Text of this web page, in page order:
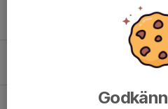
Info Vintersportspelen
3
Inställda träningar
INSTÄLLD TRÄNING